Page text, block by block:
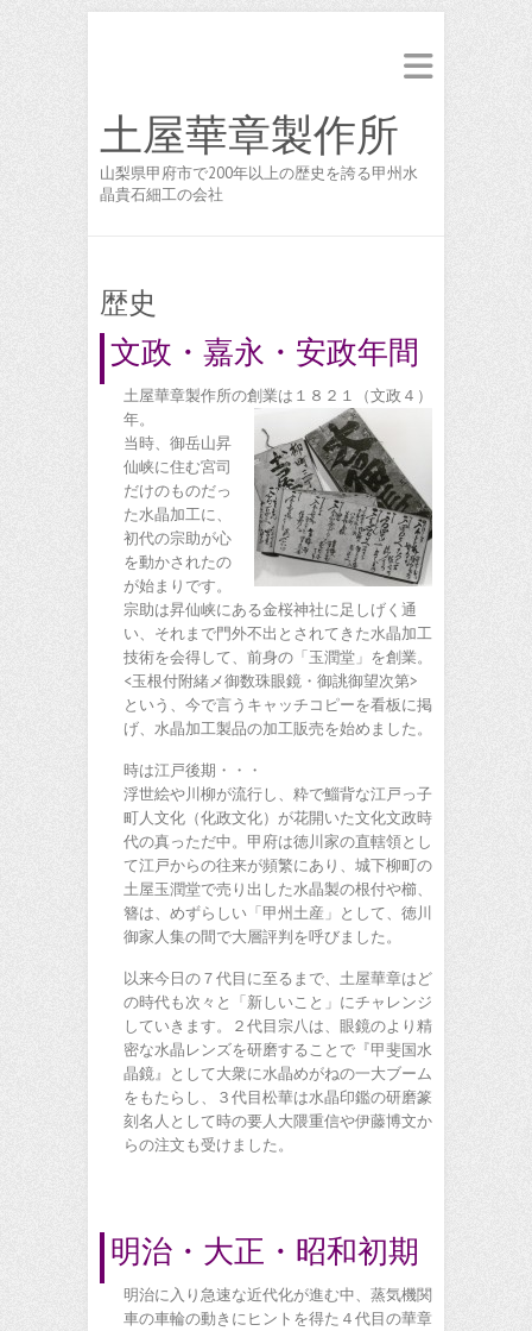
土屋華章製作所
山梨県甲府市で200年以上の歴史を誇る甲州水
晶貴石細工の会社
歴史
文政・嘉永・安政年間
土屋華章製作所の創業は１８２１（文政４）
年。
当時、御岳山昇
仙峡に住む宮司
だけのものだっ
た水晶加工に、
初代の宗助が心
を動かされたの
が始まりです。
宗助は昇仙峡にある金桜神社に足しげく通
い、それまで門外不出とされてきた水晶加工
技術を会得して、前身の「玉潤堂」を創業。
<玉根付附緒メ御数珠眼鏡・御誂御望次第>
という、今で言うキャッチコピーを看板に掲
げ、水晶加工製品の加工販売を始めました。
時は江戸後期・・・
浮世絵や川柳が流行し、粋で鯔背な江戸っ子
町人文化（化政文化）が花開いた文化文政時
代の真っただ中。甲府は徳川家の直轄領とし
て江戸からの往来が頻繁にあり、城下柳町の
土屋玉潤堂で売り出した水晶製の根付や櫛、
簪は、めずらしい「甲州土産」として、徳川
御家人集の間で大層評判を呼びました。
以来今日の７代目に至るまで、土屋華章はど
の時代も次々と「新しいこと」にチャレンジ
していきます。２代目宗八は、眼鏡のより精
密な水晶レンズを研磨することで『甲斐国水
晶鏡』として大衆に水晶めがねの一大ブーム
をもたらし、３代目松華は水晶印鑑の研磨篆
刻名人として時の要人大隈重信や伊藤博文か
らの注文も受けました。
明治・大正・昭和初期
明治に入り急速な近代化が進む中、蒸気機関
車の車輪の動きにヒントを得た４代目の華章